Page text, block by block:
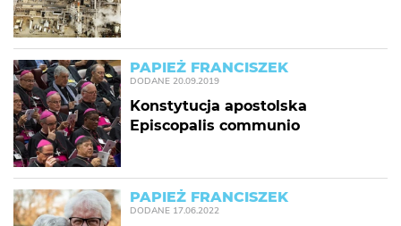
PAPIEŻ FRANCISZEK
DODANE 20.09.2019
Konstytucja apostolska
Episcopalis communio
PAPIEŻ FRANCISZEK
DODANE 17.06.2022